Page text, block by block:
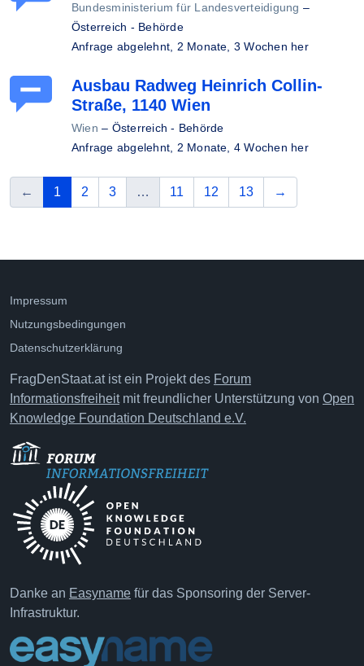
Bundesministerium für Landesverteidigung –
Österreich - Behörde
Anfrage abgelehnt, 2 Monate, 3 Wochen her
Ausbau Radweg Heinrich Collin-
Straße, 1140 Wien
Wien – Österreich - Behörde
Anfrage abgelehnt, 2 Monate, 4 Wochen her
← vorherige
1 (aktuelle Seite)
2 3 … 11 12 13 →
Impressum
Nutzungsbedingungen
Datenschutzerklärung
FragDenStaat.at ist ein Projekt des Forum
Informationsfreiheitmit freundlicher Unterstützung von Open
Knowledge Foundation Deutschland e.V.
Danke an Easyname für das Sponsoring der Server-
Infrastruktur.